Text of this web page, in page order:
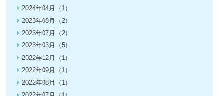
2024年04月（1）
2023年08月（2）
2023年07月（2）
2023年03月（5）
2022年12月（1）
2022年09月（1）
2022年08月（1）